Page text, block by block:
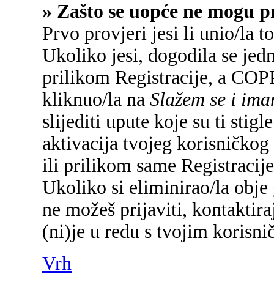
» Zašto se uopće ne mogu
Prvo provjeri jesi li unio/la
Ukoliko jesi, dogodila se
prilikom Registracije, a
kliknuo/la na Slažem se i
slijediti upute koje su ti
aktivacija tvojeg
ili prilikom same
Ukoliko si eliminirao/la obje
ne možeš prijaviti,
(ni)je u redu s tvojim
Vrh